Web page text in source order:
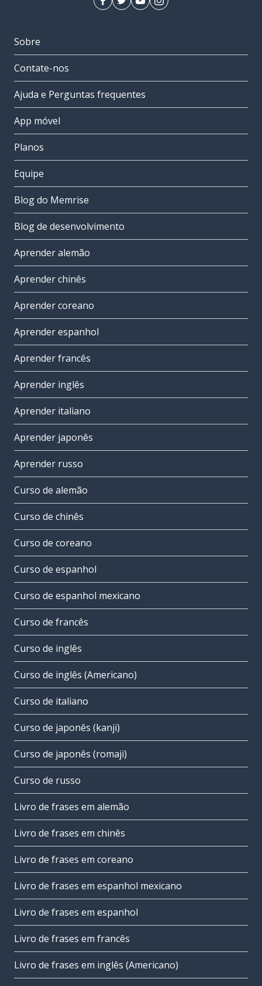
Sobre
Contate-nos
Ajuda e Perguntas frequentes
App móvel
Planos
Equipe
Blog do Memrise
Blog de desenvolvimento
Aprender alemão
Aprender chinês
Aprender coreano
Aprender espanhol
Aprender francês
Aprender inglês
Aprender italiano
Aprender japonês
Aprender russo
Curso de alemão
Curso de chinês
Curso de coreano
Curso de espanhol
Curso de espanhol mexicano
Curso de francês
Curso de inglês
Curso de inglês (Americano)
Curso de italiano
Curso de japonês (kanji)
Curso de japonês (romaji)
Curso de russo
Livro de frases em alemão
Livro de frases em chinês
Livro de frases em coreano
Livro de frases em espanhol mexicano
Livro de frases em espanhol
Livro de frases em francês
Livro de frases em inglês (Americano)